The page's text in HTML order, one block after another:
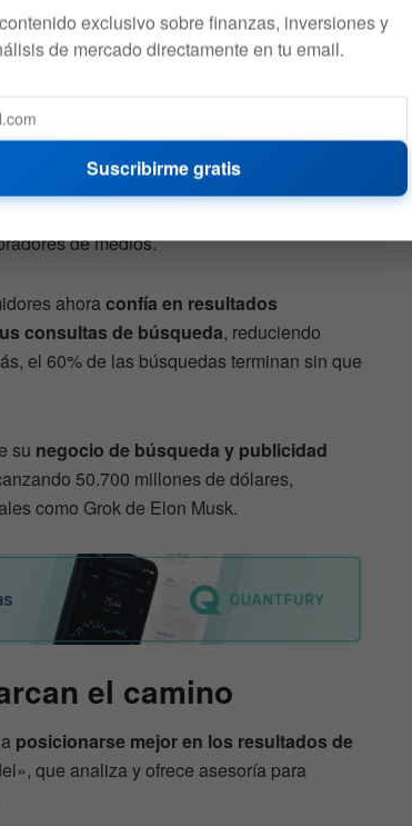
presiones derivadas del auge de
de Meta (
de medios.
ahoraconfía en resultados
consultas de búsqueda, reduciendo
el 60% de las búsquedas terminan sin que
su negocio de búsqueda y publicidad
50.700 millones de dólares,
como Grok de Elon Musk.
el camino
posicionarse mejor en los resultados de
que analiza y ofrece asesoría para
exclusivo sobre finanzas, inversiones y
de mercado directamente en tu email.
Suscribirme gratis